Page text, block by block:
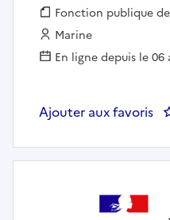
Fonction publique :
Fonction publique
Employeur :
Marine
En ligne depuis le 06
Ajouter aux favoris :